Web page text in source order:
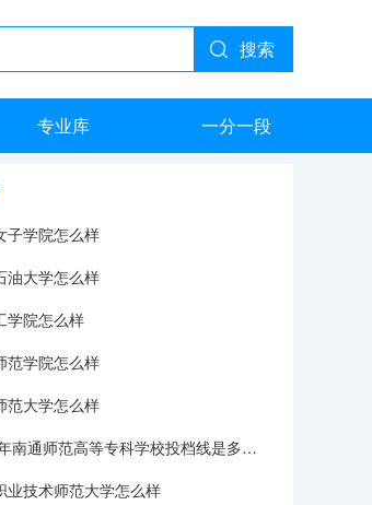
搜索
专业库 一分一段
子学院怎么样
油大学怎么样
学院怎么样
范学院怎么样
范大学怎么样
2026年南通师范高等专科学校投档线是多少？分数线、费用与入学攻略
业技术师范大学怎么样